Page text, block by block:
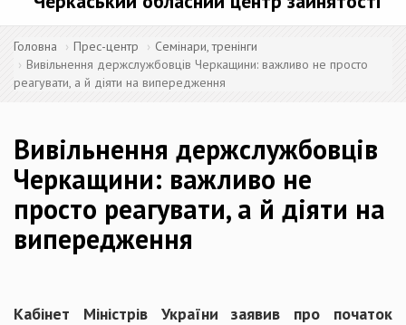
Головна Прес-центр
Семінари, тренінги
Вивільнення держслужбовців Черкащини: важливо не просто
реагувати, а й діяти на випередження
Вивільнення держслужбовців
Черкащини: важливо не
просто реагувати, а й діяти на
випередження
Кабінет Міністрів України заявив про початок